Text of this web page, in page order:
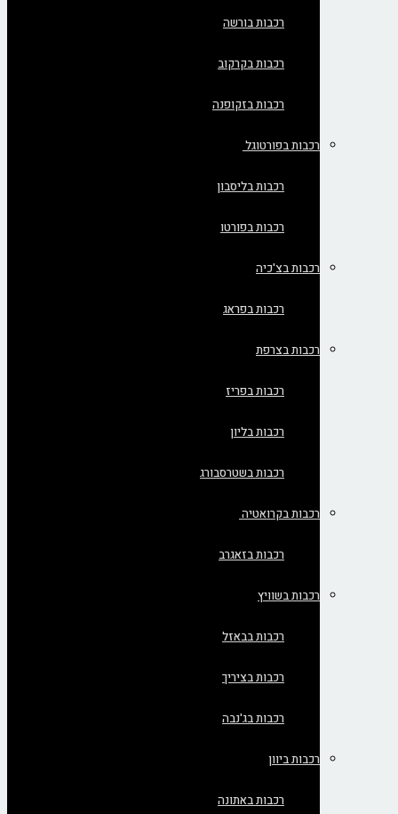
רכבות בורשה
רכבות בקרקוב
רכבות בזקופנה
רכבות בפורטוגל
רכבות בליסבון
רכבות בפורטו
רכבות בצ'כיה
רכבות בפראג
רכבות בצרפת
רכבות בפריז
רכבות בליון
רכבות בשטרסבורג
רכבות בקרואטיה
רכבות בזאגרב
רכבות בשוויץ
רכבות בבאזל
רכבות בציריך
רכבות בג'נבה
רכבות ביוון
רכבות באתונה